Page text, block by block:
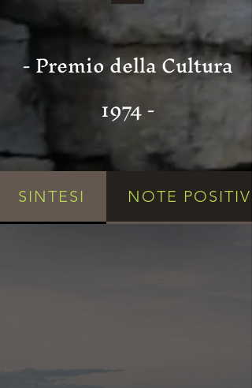
- Premio della Cultura
1974 -
SINTESI NOTE POSITIVE